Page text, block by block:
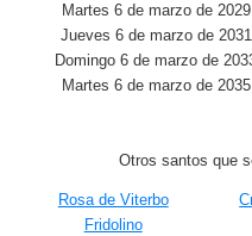
Martes 6 de marzo de 2029
Jueves 6 de marzo de 2031
Domingo 6 de marzo de
Martes 6 de marzo de 2035
Otros santos que
Rosa de Viterbo
Fridolino